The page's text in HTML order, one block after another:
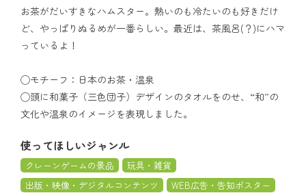
お茶がだいすきなハムスター。熱いのも冷たいのも好きだけ
ど、やっぱりぬるめが一番らしい。最近は、茶風呂(？)にハマ
っているよ！
◯モチーフ：日本のお茶・温泉
◯頭に和菓子（三色団子）デザインのタオルをのせ、“和”の
文化や温泉のイメージを表現しました。
使ってほしいジャンル
クレーンゲームの景品
玩具・雑貨
出版・映像・デジタルコンテンツ
WEB広告・告知ポスター